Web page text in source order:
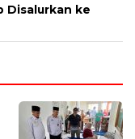
Disalurkan ke